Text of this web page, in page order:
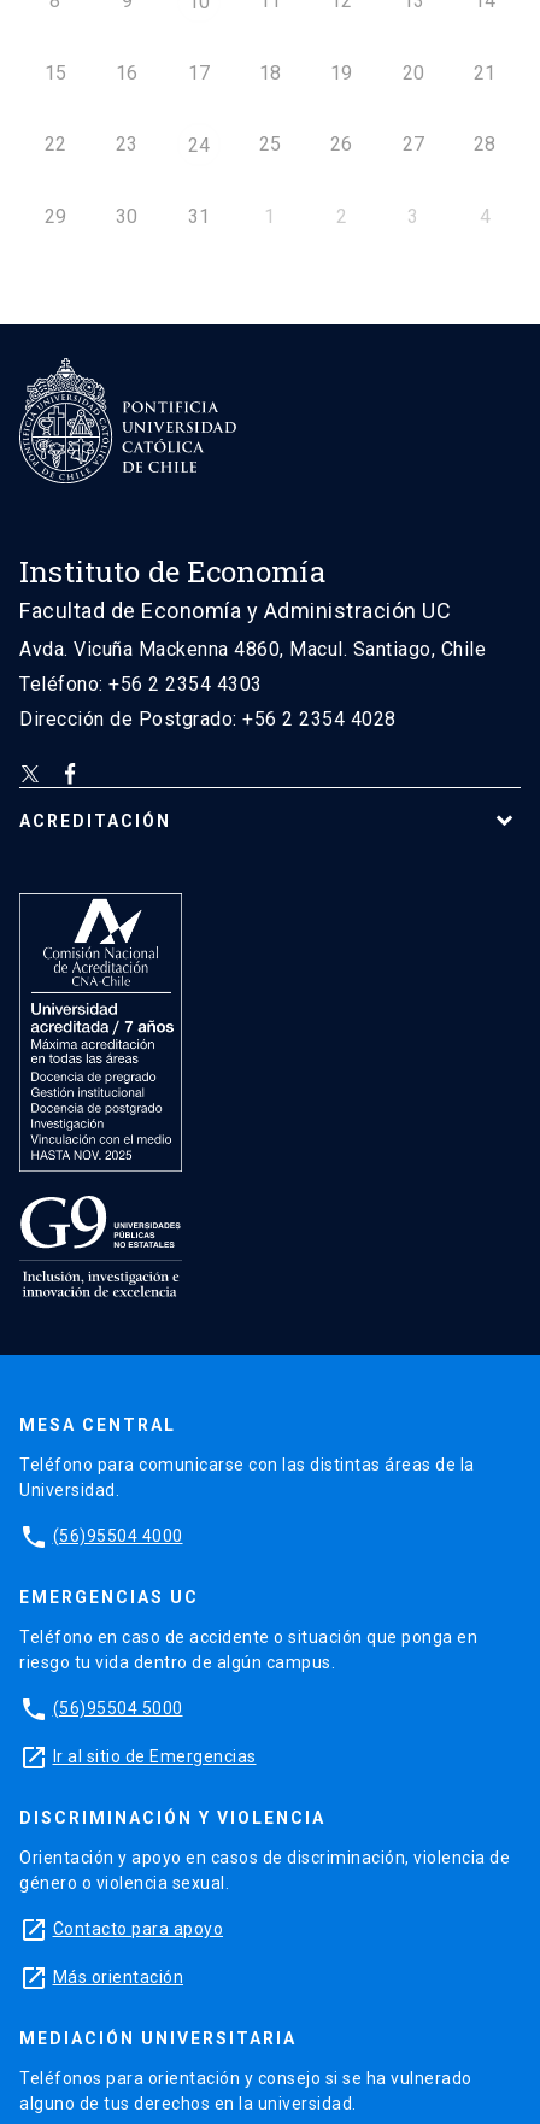
15 16 17 18 19 20 21
22 23 24 25 26 27 28
29 30 31 1 2 3 4
Instituto de Economía
Facultad de Economía y Administración UC
Avda. Vicuña Mackenna 4860, Macul. Santiago, Chile
Teléfono: +56 2 2354 4303
Dirección de Postgrado: +56 2 2354 4028
ACREDITACIÓN
MESA CENTRAL
Teléfono para comunicarse con las distintas áreas de la
Universidad.
phone (56)95504 4000
EMERGENCIAS UC
Teléfono en caso de accidente o situación que ponga en
riesgo tu vida dentro de algún campus.
phone (56)95504 5000
launch Ir al sitio de Emergencias
DISCRIMINACIÓN Y VIOLENCIA
Orientación y apoyo en casos de discriminación, violencia de
género o violencia sexual.
launch Contacto para apoyo
launch Más orientación
MEDIACIÓN UNIVERSITARIA
Teléfonos para orientación y consejo si se ha vulnerado
alguno de tus derechos en la universidad.